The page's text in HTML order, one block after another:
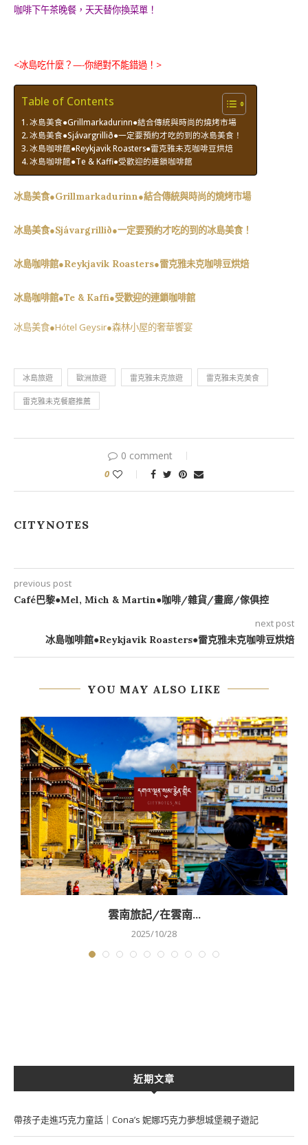
咖啡下午茶晚餐，天天替你換菜單！
<冰島吃什麼？—-你絕對不能錯過！>
Table of Contents
冰島美食●Grillmarkadurinn●結合傳統與時尚的燒烤市場
冰島美食●Sjávargrillið●一定要預約才吃的到的冰島美食！
冰島咖啡館●Reykjavik Roasters●雷克雅未克咖啡豆烘焙
冰島咖啡館●Te & Kaffi●受歡迎的連鎖咖啡館
冰島美食●Grillmarkadurinn●結合傳統與時尚的燒烤市場
冰島美食●Sjávargrillið●一定要預約才吃的到的冰島美食！
冰島咖啡館●Reykjavik Roasters●雷克雅未克咖啡豆烘焙
冰島咖啡館●Te & Kaffi●受歡迎的連鎖咖啡館
冰島美食●Hótel Geysir●森林小屋的奢華饗宴
冰島旅遊 歐洲旅遊 雷克雅未克旅遊 雷克雅未克美食
雷克雅未克餐廳推薦
0 comment
0
CITYNOTES
previous post
Café巴黎●Mel, Mich & Martin●咖啡/雜貨/畫廊/傢俱控
next post
冰島咖啡館●Reykjavik Roasters●雷克雅未克咖啡豆烘焙
YOU MAY ALSO LIKE
雲南旅記/在雲南...
2025/10/28
近期文章
帶孩子走進巧克力童話｜Cona’s 妮娜巧克力夢想城堡親子遊記